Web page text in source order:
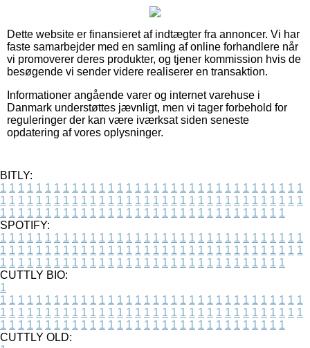
Dette website er finansieret af indtægter fra annoncer. Vi har
faste samarbejder med en samling af online forhandlere når
vi promoverer deres produkter, og tjener kommission hvis de
besøgende vi sender videre realiserer en transaktion.
Informationer angående varer og internet varehuse i
Danmark understøttes jævnligt, men vi tager forbehold for
reguleringer der kan være iværksat siden seneste
opdatering af vores oplysninger.
BITLY:
1 1 1 1 1 1 1 1 1 1 1 1 1 1 1 1 1 1 1 1 1 1 1 1 1 1 1 1 1 1 1 1 1 1
1 1 1 1 1 1 1 1 1 1 1 1 1 1 1 1 1 1 1 1 1 1 1 1 1 1 1 1 1 1 1 1 1 1
1 1 1 1 1 1 1 1 1 1 1 1 1 1 1 1 1 1 1 1 1 1 1 1 1 1 1 1 1 1 1 1
SPOTIFY:
1 1 1 1 1 1 1 1 1 1 1 1 1 1 1 1 1 1 1 1 1 1 1 1 1 1 1 1 1 1 1 1 1 1
1 1 1 1 1 1 1 1 1 1 1 1 1 1 1 1 1 1 1 1 1 1 1 1 1 1 1 1 1 1 1 1 1 1
1 1 1 1 1 1 1 1 1 1 1 1 1 1 1 1 1 1 1 1 1 1 1 1 1 1 1 1 1 1 1 1
CUTTLY BIO:
1
1 1 1 1 1 1 1 1 1 1 1 1 1 1 1 1 1 1 1 1 1 1 1 1 1 1 1 1 1 1 1 1 1 1
1 1 1 1 1 1 1 1 1 1 1 1 1 1 1 1 1 1 1 1 1 1 1 1 1 1 1 1 1 1 1 1 1 1
1 1 1 1 1 1 1 1 1 1 1 1 1 1 1 1 1 1 1 1 1 1 1 1 1 1 1 1 1 1 1 1
CUTTLY OLD: